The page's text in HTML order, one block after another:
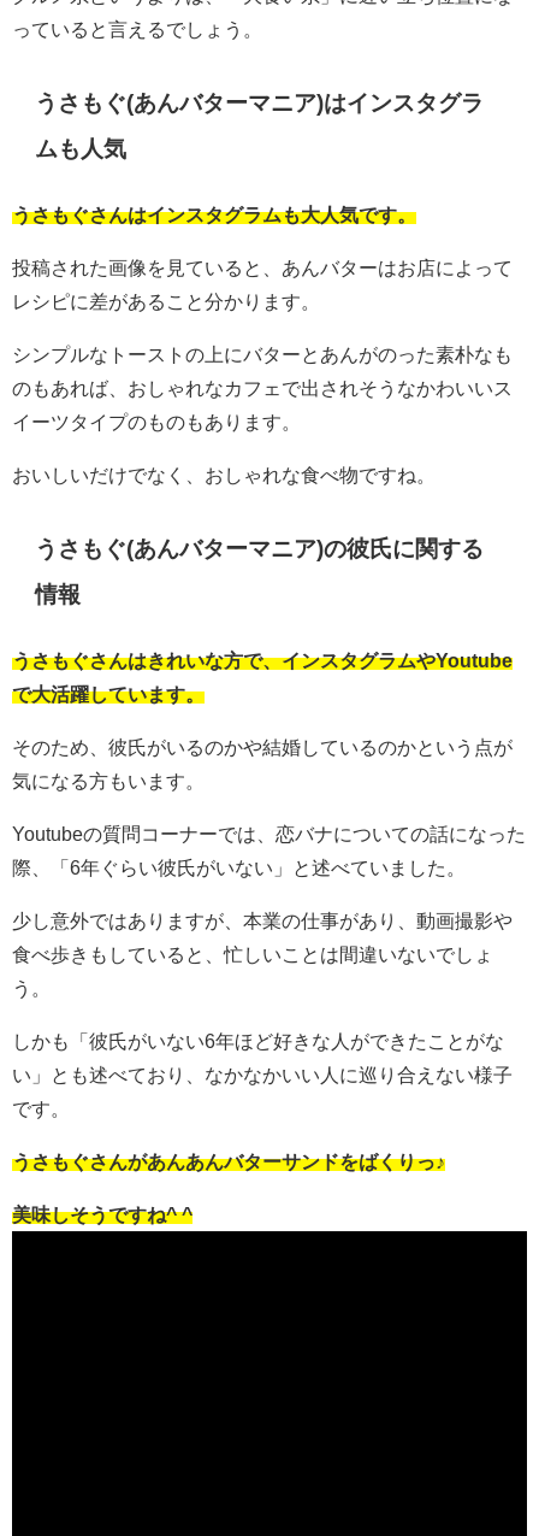
っていると言えるでしょう。
うさもぐ(あんバターマニア)はインスタグラ
ムも人気
うさもぐさんはインスタグラムも大人気です。
投稿された画像を見ていると、あんバターはお店によって
レシピに差があること分かります。
シンプルなトーストの上にバターとあんがのった素朴なも
のもあれば、おしゃれなカフェで出されそうなかわいいス
イーツタイプのものもあります。
おいしいだけでなく、おしゃれな食べ物ですね。
うさもぐ(あんバターマニア)の彼氏に関する
情報
うさもぐさんはきれいな方で、インスタグラムやYoutube
で大活躍しています。
そのため、彼氏がいるのかや結婚しているのかという点が
気になる方もいます。
Youtubeの質問コーナーでは、恋バナについての話になった
際、「6年ぐらい彼氏がいない」と述べていました。
少し意外ではありますが、本業の仕事があり、動画撮影や
食べ歩きもしていると、忙しいことは間違いないでしょ
う。
しかも「彼氏がいない6年ほど好きな人ができたことがな
い」とも述べており、なかなかいい人に巡り合えない様子
です。
うさもぐさんがあんあんバターサンドをばくりっ♪
美味しそうですね^ ^